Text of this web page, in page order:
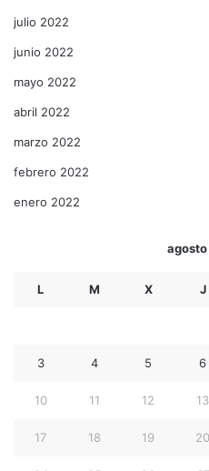
julio 2022
junio 2022
mayo 2022
abril 2022
marzo 2022
febrero 2022
enero 2022
L M X J
3 4 5 6
10 11 12 13
17 18 19 20